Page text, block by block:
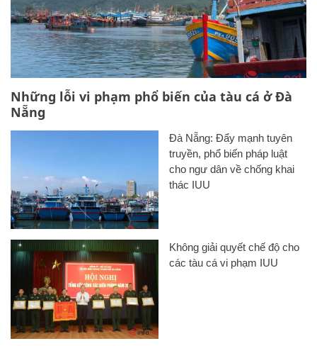
Những lỗi vi phạm phổ biến của tàu cá ở Đà
Nẵng
Đà Nẵng: Đẩy mạnh tuyên
truyền, phổ biến pháp luật
cho ngư dân về chống khai
thác IUU
Không giải quyết chế độ cho
các tàu cá vi phạm IUU